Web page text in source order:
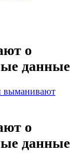
о
данные
о
данные